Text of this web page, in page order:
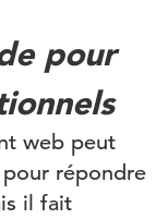
pour
web peut
répondre
il fait